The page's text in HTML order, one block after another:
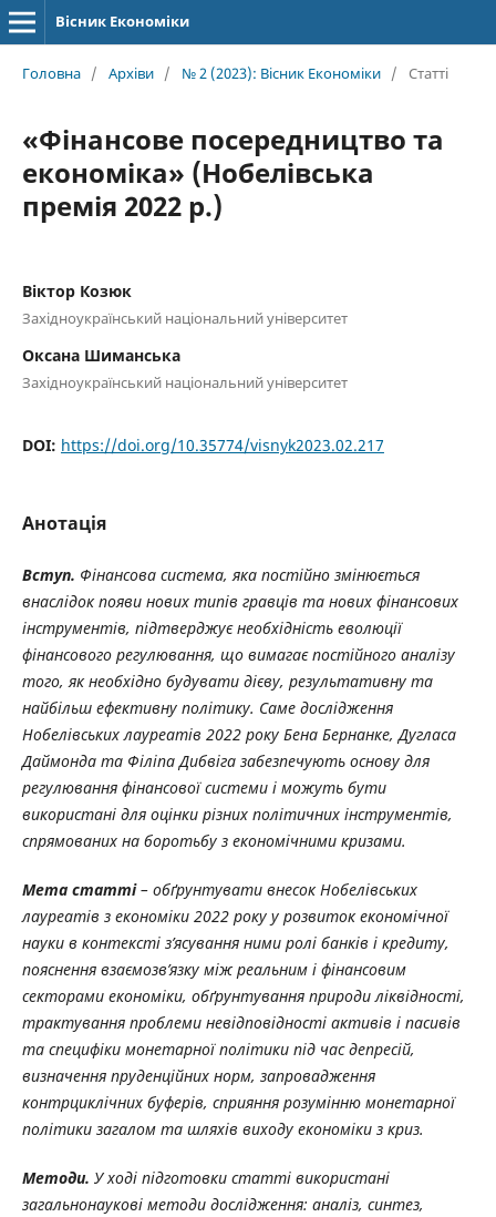
Вісник Економіки
Головна / Архіви / № 2 (2023): Вісник Економіки / Статті
«Фінансове посередництво та
економіка» (Нобелівська
премія 2022 р.)
Віктор Козюк
Західноукраїнський національний університет
Оксана Шиманська
Західноукраїнський національний університет
DOI: https://doi.org/10.35774/visnyk2023.02.217
Анотація
Вступ. Фінансова система, яка постійно змінюється
внаслідок появи нових типів гравців та нових фінансових
інструментів, підтверджує необхідність еволюції
фінансового регулювання, що вимагає постійного аналізу
того, як необхідно будувати дієву, результативну та
найбільш ефективну політику. Саме дослідження
Нобелівських лауреатів 2022 року Бена Бернанке, Дугласа
Даймонда та Філіпа Дибвіга забезпечують основу для
регулювання фінансової системи і можуть бути
використані для оцінки різних політичних інструментів,
спрямованих на боротьбу з економічними кризами.
Мета статті– обґрунтувати внесок Нобелівських
лауреатів з економіки 2022 року у розвиток економічної
науки в контексті з’ясування ними ролі банків і кредиту,
пояснення взаємозв’язку між реальним і фінансовим
секторами економіки, обґрунтування природи ліквідності,
трактування проблеми невідповідності активів і пасивів
та специфіки монетарної політики під час депресій,
визначення пруденційних норм, запровадження
контрциклічних буферів, сприяння розумінню монетарної
політики загалом та шляхів виходу економіки з криз.
Методи. У ході підготовки статті використані
загальнонаукові методи дослідження: аналіз, синтез,